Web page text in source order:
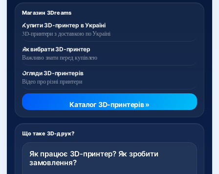
Магазин 3Dreams
Купити 3D-принтер в Україні
3D-принтери з доставкою по Україні
Як вибрати 3D-принтер
Важливо знати перед купівлею
Огляди 3D-принтерів
Відео про різні принтери
Каталог 3D-принтерів »
Що таке 3D-друк?
Як працює 3D-принтер? Як зробити
замовлення?